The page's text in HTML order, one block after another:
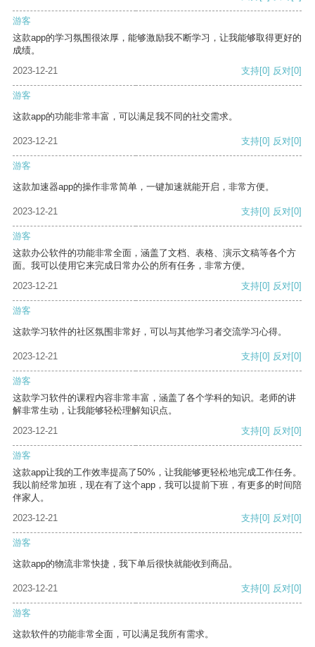
游客
这款app的学习氛围很浓厚，能够激励我不断学习，让我能够取得更好的
成绩。
2023-12-21
支持[0] 反对[0]
游客
这款app的功能非常丰富，可以满足我不同的社交需求。
2023-12-21 支持[0] 反对[0]
游客
这款加速器app的操作非常简单，一键加速就能开启，非常方便。
2023-12-21 支持[0] 反对[0]
游客
这款办公软件的功能非常全面，涵盖了文档、表格、演示文稿等各个方
面。我可以使用它来完成日常办公的所有任务，非常方便。
2023-12-21
支持[0] 反对[0]
游客
这款学习软件的社区氛围非常好，可以与其他学习者交流学习心得。
2023-12-21 支持[0] 反对[0]
游客
这款学习软件的课程内容非常丰富，涵盖了各个学科的知识。老师的讲
解非常生动，让我能够轻松理解知识点。
2023-12-21
支持[0] 反对[0]
游客
这款app让我的工作效率提高了50%，让我能够更轻松地完成工作任务。
我以前经常加班，现在有了这个app，我可以提前下班，有更多的时间陪
伴家人。
2023-12-21
支持[0] 反对[0]
游客
这款app的物流非常快捷，我下单后很快就能收到商品。
2023-12-21 支持[0] 反对[0]
游客
这款软件的功能非常全面，可以满足我所有需求。